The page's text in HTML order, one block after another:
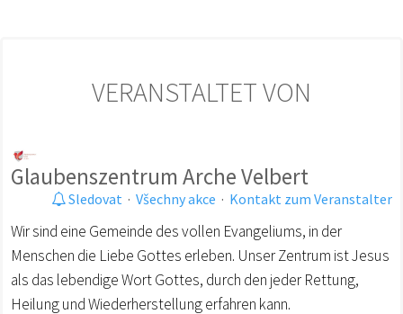
VERANSTALTET VON
Glaubenszentrum Arche Velbert
Sledovat · Všechny akce · Kontakt zum Veranstalter
Wir sind eine Gemeinde des vollen Evangeliums, in der
Menschen die Liebe Gottes erleben. Unser Zentrum ist Jesus
als das lebendige Wort Gottes, durch den jeder Rettung,
Heilung und Wiederherstellung erfahren kann.